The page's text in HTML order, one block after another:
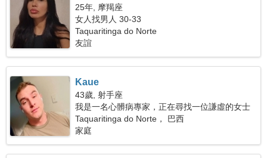
25年, 摩羯座
女人找男人 30-33
Taquaritinga do Norte
友誼
Kaue
43歲, 射手座
我是一名心髒病專家，正在尋找一位謙虛的女士
Taquaritinga do Norte， 巴西
家庭